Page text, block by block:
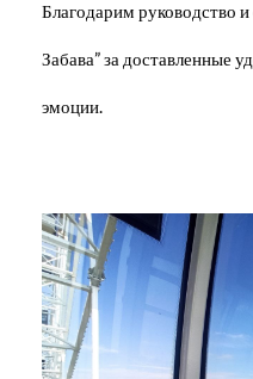
Благодарим руководство
Забава” за доставленные
эмоции.